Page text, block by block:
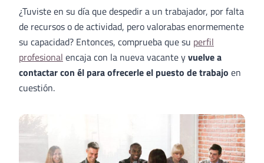
¿Tuviste en su día que despedir a un trabajador, por falta
de recursos o de actividad, pero valorabas enormemente
su capacidad? Entonces, comprueba que su perfil
profesional encaja con la nueva vacante yvuelve a
contactar con él para ofrecerle el puesto de trabajo en
cuestión.